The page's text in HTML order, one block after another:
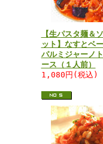
【生パスタ麺＆
ット】なすとベ
パルミジャーノ
ース（１人前）
1,080円(税込)